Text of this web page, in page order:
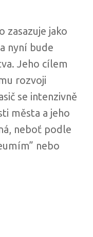
zasazuje jako
nyní bude
Jeho cílem
rozvoji
se intenzivně
města a jeho
neboť podle
nebo